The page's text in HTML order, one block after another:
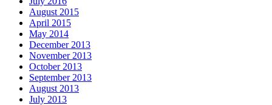
August 2015
April 2015
May 2014
December 2013
November 2013
October 2013
September 2013
August 2013
July 2013